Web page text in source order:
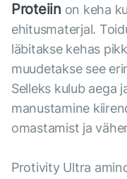
Proteiin on keha
ehitusmaterjal.
läbitakse kehas
muudetakse see
Selleks kulub aega
manustamine
omastamist ja
Protivity Ultra